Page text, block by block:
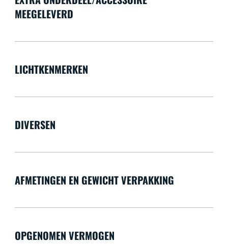
MEEGELEVERD
LICHTKENMERKEN
DIVERSEN
AFMETINGEN EN GEWICHT VERPAKKING
OPGENOMEN VERMOGEN